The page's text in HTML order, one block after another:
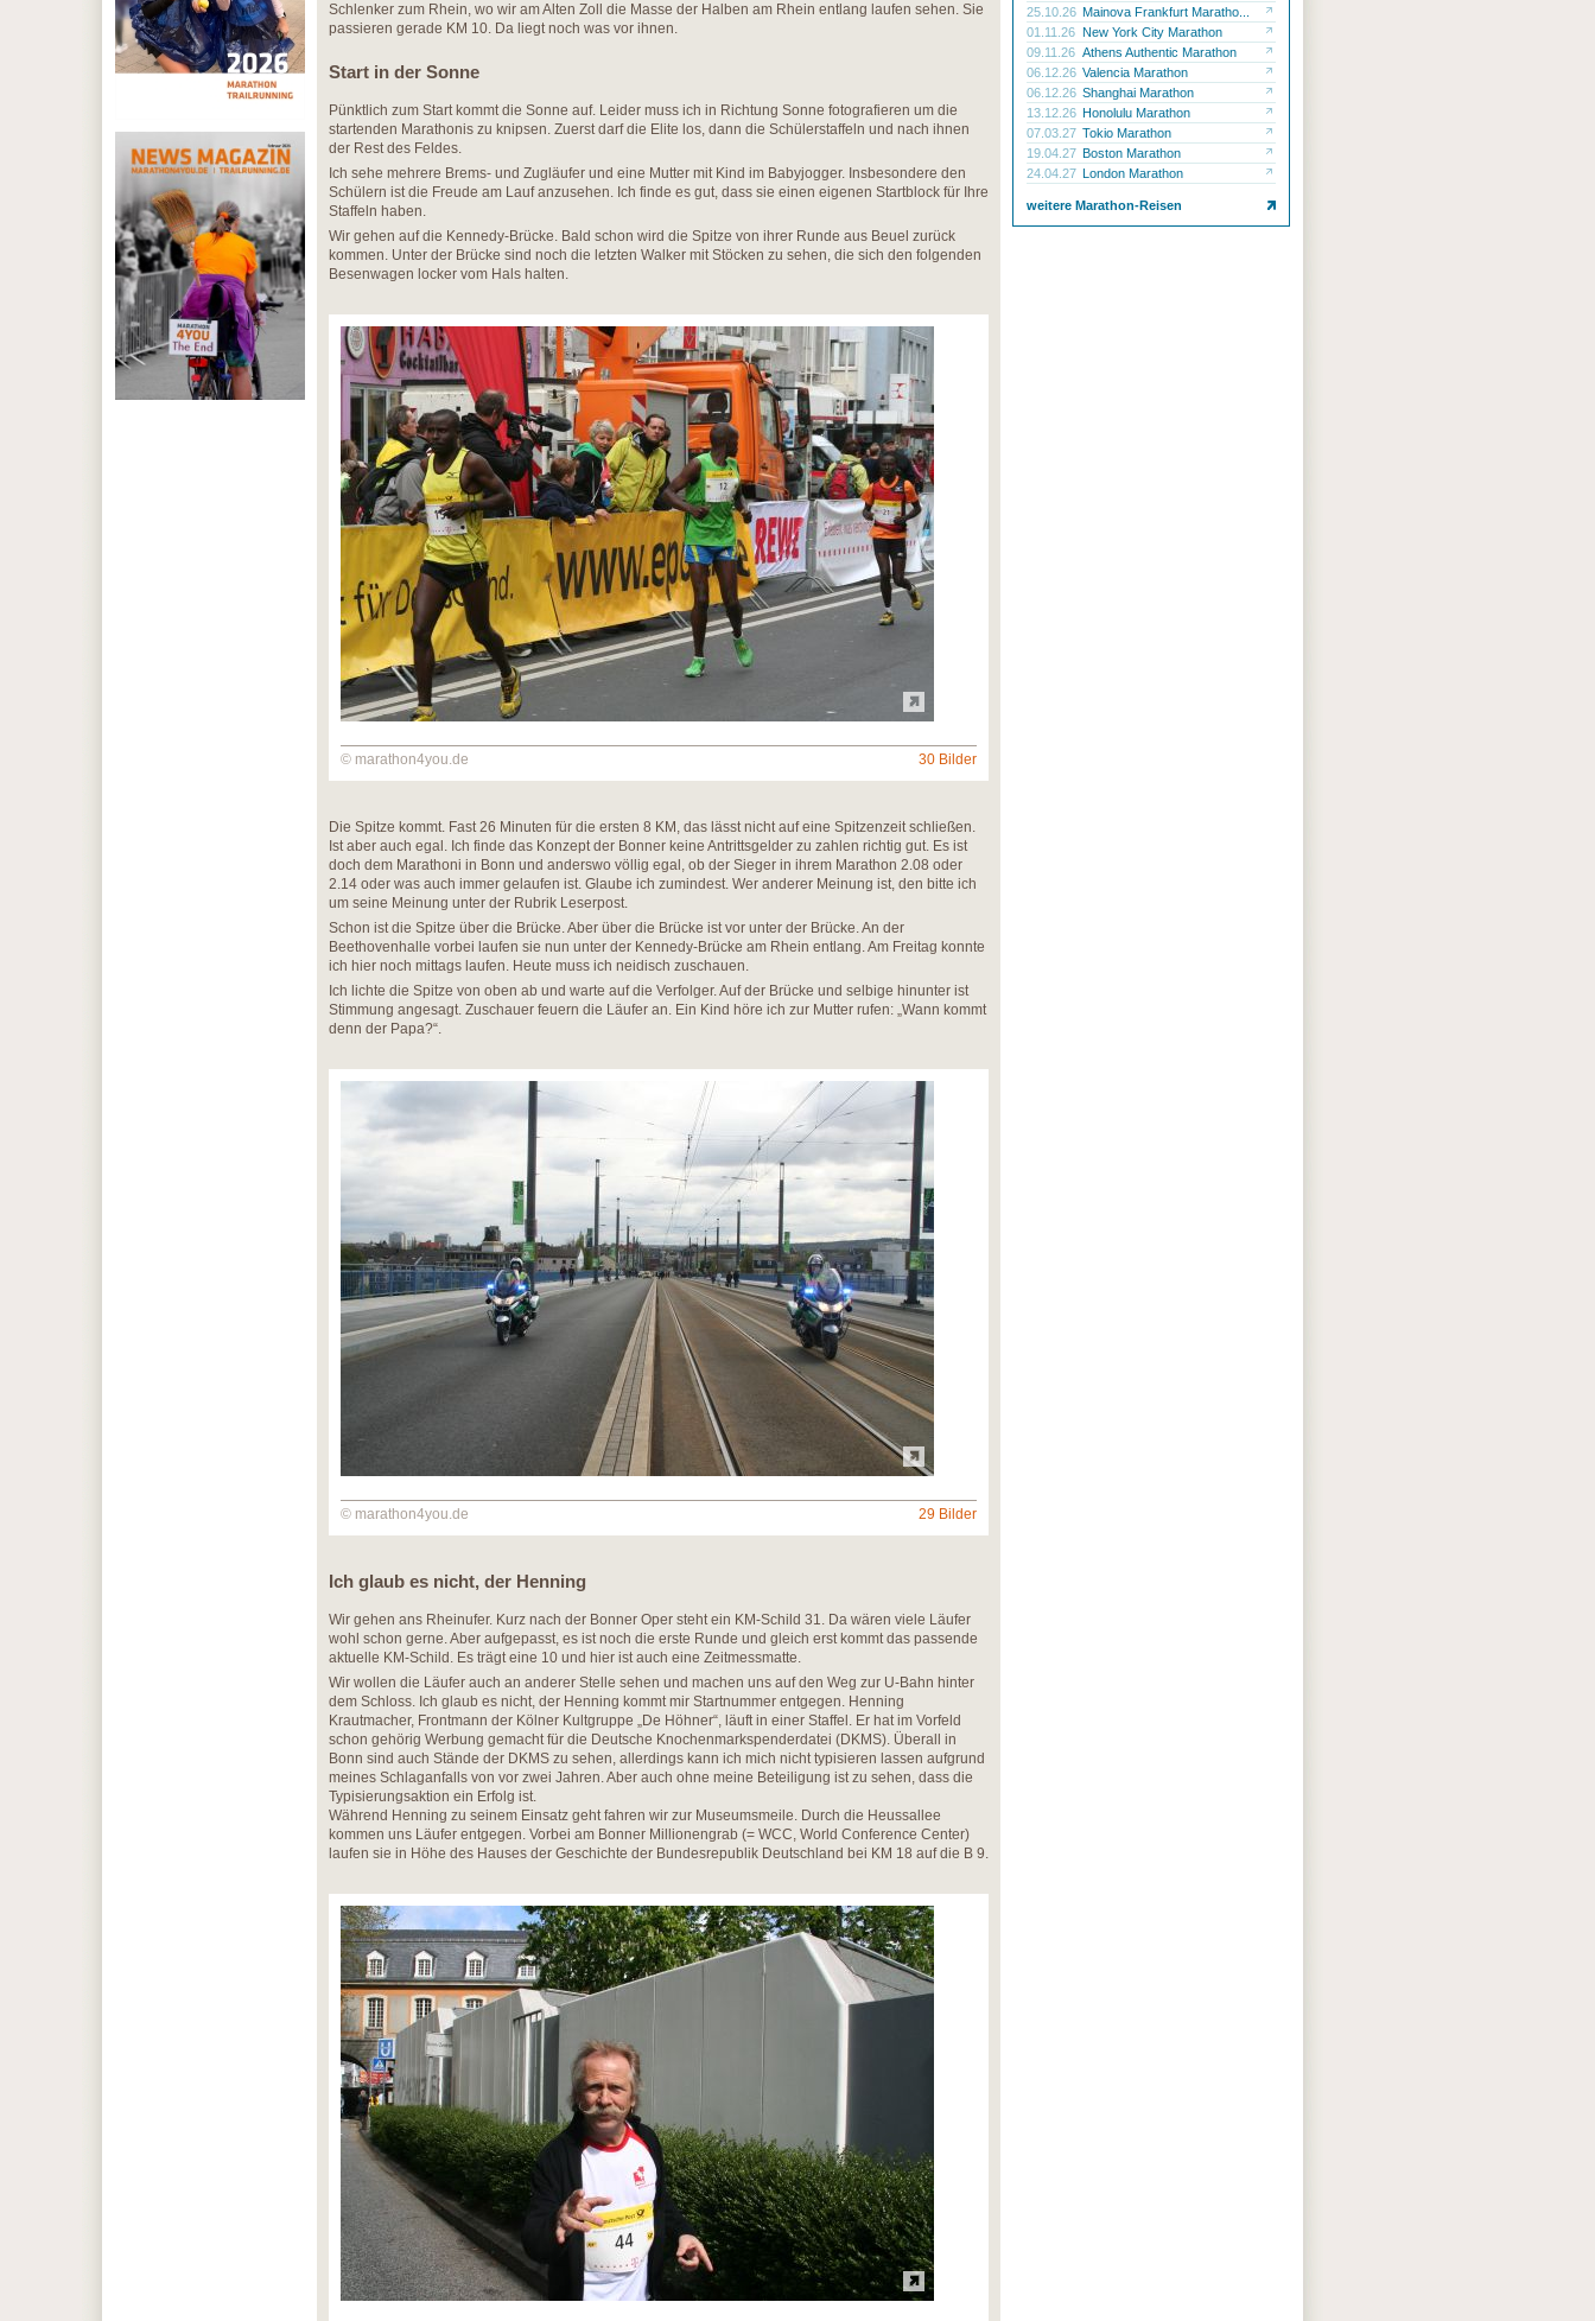
Schlenker zum Rhein, wo wir am Alten Zoll die Masse der Halben am Rhein entlang laufen sehen. Sie
passieren gerade KM 10. Da liegt noch was vor ihnen.
Start in der Sonne
Pünktlich zum Start kommt die Sonne auf. Leider muss ich in Richtung Sonne fotografieren um die
startenden Marathonis zu knipsen. Zuerst darf die Elite los, dann die Schülerstaffeln und nach ihnen
der Rest des Feldes.
Ich sehe mehrere Brems- und Zugläufer und eine Mutter mit Kind im Babyjogger. Insbesondere den
Schülern ist die Freude am Lauf anzusehen. Ich finde es gut, dass sie einen eigenen Startblock für Ihre
Staffeln haben.
Wir gehen auf die Kennedy-Brücke. Bald schon wird die Spitze von ihrer Runde aus Beuel zurück
kommen. Unter der Brücke sind noch die letzten Walker mit Stöcken zu sehen, die sich den folgenden
Besenwagen locker vom Hals halten.
© marathon4you.de 30 Bilder
Die Spitze kommt. Fast 26 Minuten für die ersten 8 KM, das lässt nicht auf eine Spitzenzeit schließen.
Ist aber auch egal. Ich finde das Konzept der Bonner keine Antrittsgelder zu zahlen richtig gut. Es ist
doch dem Marathoni in Bonn und anderswo völlig egal, ob der Sieger in ihrem Marathon 2.08 oder
2.14 oder was auch immer gelaufen ist. Glaube ich zumindest. Wer anderer Meinung ist, den bitte ich
um seine Meinung unter der Rubrik Leserpost.
Schon ist die Spitze über die Brücke. Aber über die Brücke ist vor unter der Brücke. An der
Beethovenhalle vorbei laufen sie nun unter der Kennedy-Brücke am Rhein entlang. Am Freitag konnte
ich hier noch mittags laufen. Heute muss ich neidisch zuschauen.
Ich lichte die Spitze von oben ab und warte auf die Verfolger. Auf der Brücke und selbige hinunter ist
Stimmung angesagt. Zuschauer feuern die Läufer an. Ein Kind höre ich zur Mutter rufen: „Wann kommt
denn der Papa?“.
© marathon4you.de 29 Bilder
Ich glaub es nicht, der Henning
Wir gehen ans Rheinufer. Kurz nach der Bonner Oper steht ein KM-Schild 31. Da wären viele Läufer
wohl schon gerne. Aber aufgepasst, es ist noch die erste Runde und gleich erst kommt das passende
aktuelle KM-Schild. Es trägt eine 10 und hier ist auch eine Zeitmessmatte.
Wir wollen die Läufer auch an anderer Stelle sehen und machen uns auf den Weg zur U-Bahn hinter
dem Schloss. Ich glaub es nicht, der Henning kommt mir Startnummer entgegen. Henning
Krautmacher, Frontmann der Kölner Kultgruppe „De Höhner“, läuft in einer Staffel. Er hat im Vorfeld
schon gehörig Werbung gemacht für die Deutsche Knochenmarkspenderdatei (DKMS). Überall in
Bonn sind auch Stände der DKMS zu sehen, allerdings kann ich mich nicht typisieren lassen aufgrund
meines Schlaganfalls von vor zwei Jahren. Aber auch ohne meine Beteiligung ist zu sehen, dass die
Typisierungsaktion ein Erfolg ist.
Während Henning zu seinem Einsatz geht fahren wir zur Museumsmeile. Durch die Heussallee
kommen uns Läufer entgegen. Vorbei am Bonner Millionengrab (= WCC, World Conference Center)
laufen sie in Höhe des Hauses der Geschichte der Bundesrepublik Deutschland bei KM 18 auf die B 9.
25.10.26 Mainova Frankfurt Maratho...
01.11.26 New York City Marathon
09.11.26 Athens Authentic Marathon
06.12.26 Valencia Marathon
06.12.26 Shanghai Marathon
13.12.26 Honolulu Marathon
07.03.27 Tokio Marathon
19.04.27 Boston Marathon
24.04.27 London Marathon
weitere Marathon-Reisen